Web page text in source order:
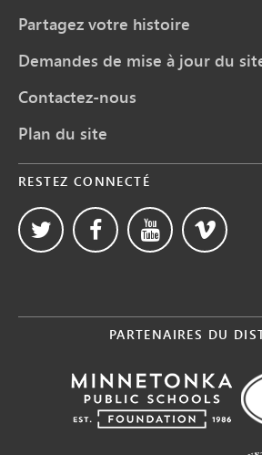
Partagez votre histoire
Demandes de mise à jour du
Contactez-nous
Plan du site
RESTEZ CONNECTÉ
PARTENAIRES DU